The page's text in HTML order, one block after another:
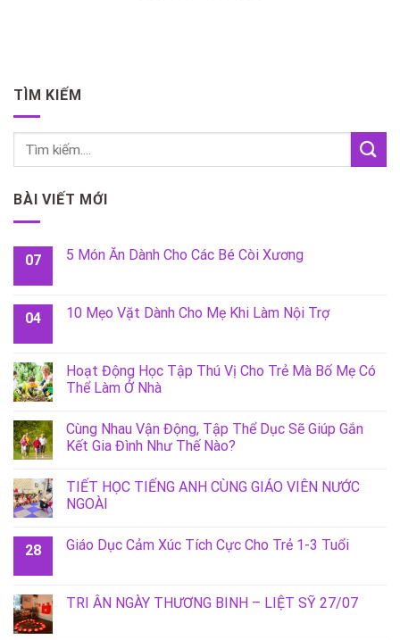
TÌM KIẾM
BÀI VIẾT MỚI
07 5 Món Ăn Dành Cho Các Bé Còi Xương
04 10 Mẹo Vặt Dành Cho Mẹ Khi Làm Nội Trợ
Hoạt Động Học Tập Thú Vị Cho Trẻ Mà Bố Mẹ Có
Thể Làm Ở Nhà
Cùng Nhau Vận Động, Tập Thể Dục Sẽ Giúp Gắn
Kết Gia Đình Như Thế Nào?
TIẾT HỌC TIẾNG ANH CÙNG GIÁO VIÊN NƯỚC
NGOÀI
28 Giáo Dục Cảm Xúc Tích Cực Cho Trẻ 1-3 Tuổi
TRI ÂN NGÀY THƯƠNG BINH – LIỆT SỸ 27/07